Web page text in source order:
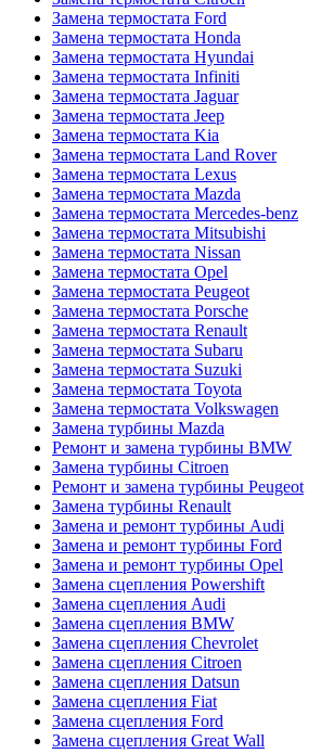
Замена термостата Ford
Замена термостата Honda
Замена термостата Hyundai
Замена термостата Infiniti
Замена термостата Jaguar
Замена термостата Jeep
Замена термостата Kia
Замена термостата Land Rover
Замена термостата Lexus
Замена термостата Mazda
Замена термостата Mercedes-benz
Замена термостата Mitsubishi
Замена термостата Nissan
Замена термостата Opel
Замена термостата Peugeot
Замена термостата Porsche
Замена термостата Renault
Замена термостата Subaru
Замена термостата Suzuki
Замена термостата Toyota
Замена термостата Volkswagen
Замена турбины Mazda
Ремонт и замена турбины BMW
Замена турбины Citroen
Ремонт и замена турбины Peugeot
Замена турбины Renault
Замена и ремонт турбины Audi
Замена и ремонт турбины Ford
Замена и ремонт турбины Opel
Замена сцепления Powershift
Замена сцепления Audi
Замена сцепления BMW
Замена сцепления Chevrolet
Замена сцепления Citroen
Замена сцепления Datsun
Замена сцепления Fiat
Замена сцепления Ford
Замена сцепления Great Wall